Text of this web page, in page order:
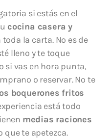
si estás en el
cocina casera y
toda la carta. No es de
lleno y te toque
si vas en hora punta,
o reservar. No te
boquerones fritos
está todo
medias raciones
que te apetezca.